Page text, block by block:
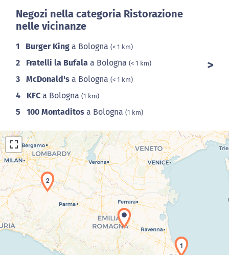
Negozi nella categoria Ristorazione
nelle vicinanze
1 Burger King a Bologna (< 1 km)
2 Fratelli la Bufala a Bologna (< 1 km)
3 McDonald's a Bologna (< 1 km)
4 KFC a Bologna (1 km)
5 100 Montaditos a Bologna (1 km)
Caricamento della carta in corso...
1
2